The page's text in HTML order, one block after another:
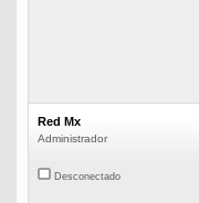
Red Mx
Administrador
Desconectado